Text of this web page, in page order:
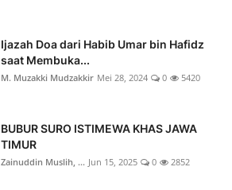
Ijazah Doa dari Habib Umar bin Hafidz
saat Membuka...
M. Muzakki Mudzakkir Mei 28, 2024 0 5420
BUBUR SURO ISTIMEWA KHAS JAWA
TIMUR
Zainuddin Muslih, ... Jun 15, 2025 0 2852